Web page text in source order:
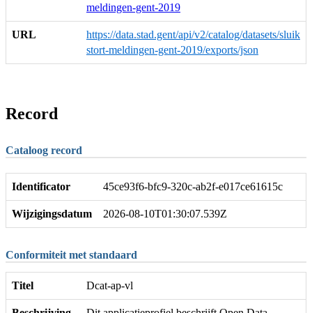
meldingen-gent-2019
URL
https://data.stad.gent/api/v2/catalog/datasets/sluik
stort-meldingen-gent-2019/exports/json
Record
Cataloog record
Identificator 45ce93f6-bfc9-320c-ab2f-e017ce61615c
Wijzigingsdatum 2026-08-10T01:30:07.539Z
Conformiteit met standaard
Titel Dcat-ap-vl